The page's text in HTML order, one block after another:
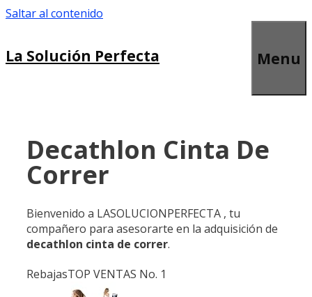
Saltar al contenido
La Solución Perfecta Menu
Decathlon Cinta De
Correr
Bienvenido a LASOLUCIONPERFECTA , tu
compañero para asesorarte en la adquisición de
decathlon cinta de correr.
RebajasTOP VENTAS No. 1